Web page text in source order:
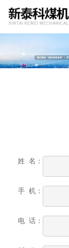
姓 名：
手 机：
电 话：